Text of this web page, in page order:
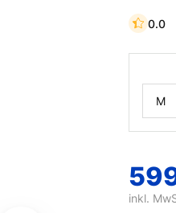
0.0
inkl.